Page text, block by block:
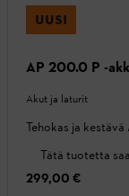
UUSI
AP 200.0 P -
Akut ja laturit
Tehokas ja
Tätä tuotetta
299,00 €